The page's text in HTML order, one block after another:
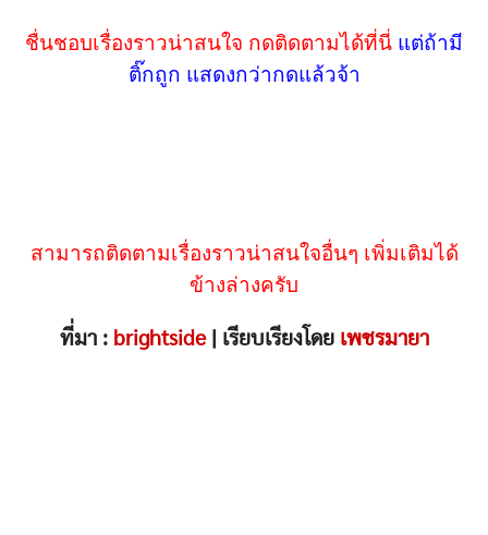
ชื่นชอบเรื่องราวน่าสนใจ กดติดตามได้ที่นี่ แต่ถ้ามี
ติ๊กถูก แสดงกว่ากดแล้วจ้า
สามารถติดตามเรื่องราวน่าสนใจอื่นๆ เพิ่มเติมได้
ข้างล่างครับ
ที่มา : brightside| เรียบเรียงโดย เพชรมายา